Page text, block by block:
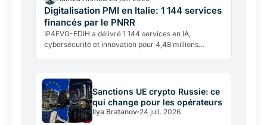
Digitalisation PMI en Italie: 1 144 services
financés par le PNRR
IP4FVG-EDIH a délivré 1 144 services en IA,
cybersécurité et innovation pour 4,48 millions
Sanctions UE crypto Russie: ce
qui change pour les opérateurs
Ilya Bratanov 24 juil. 2026